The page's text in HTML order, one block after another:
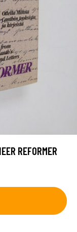
REFORMER